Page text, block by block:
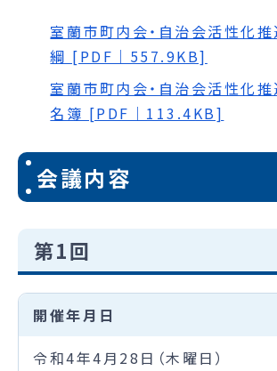
室蘭市町内会・自治会活性化
綱 [PDF｜557.9KB]
室蘭市町内会・自治会活性化
名簿 [PDF｜113.4KB]
会議内容
第1回
開催年月日
令和4年4月28日（木曜日）